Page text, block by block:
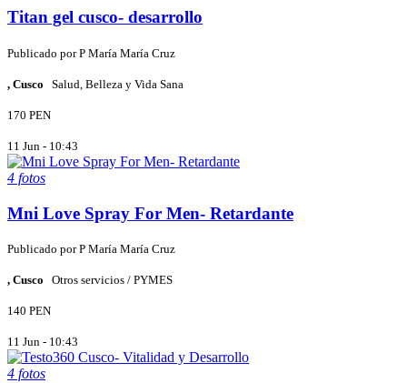
Titan gel cusco- desarrollo
Publicado porP María María Cruz
, Cusco Salud, Belleza y Vida Sana
170 PEN
11 Jun - 10:43
4 fotos
Mni Love Spray For Men- Retardante
Publicado porP María María Cruz
, Cusco Otros servicios / PYMES
140 PEN
11 Jun - 10:43
4 fotos